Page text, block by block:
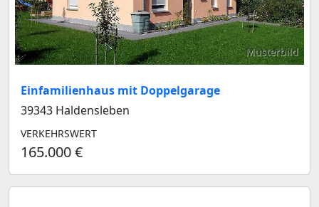
Musterbild
Einfamilienhaus mit Doppelgarage
39343 Haldensleben
VERKEHRSWERT
165.000 €